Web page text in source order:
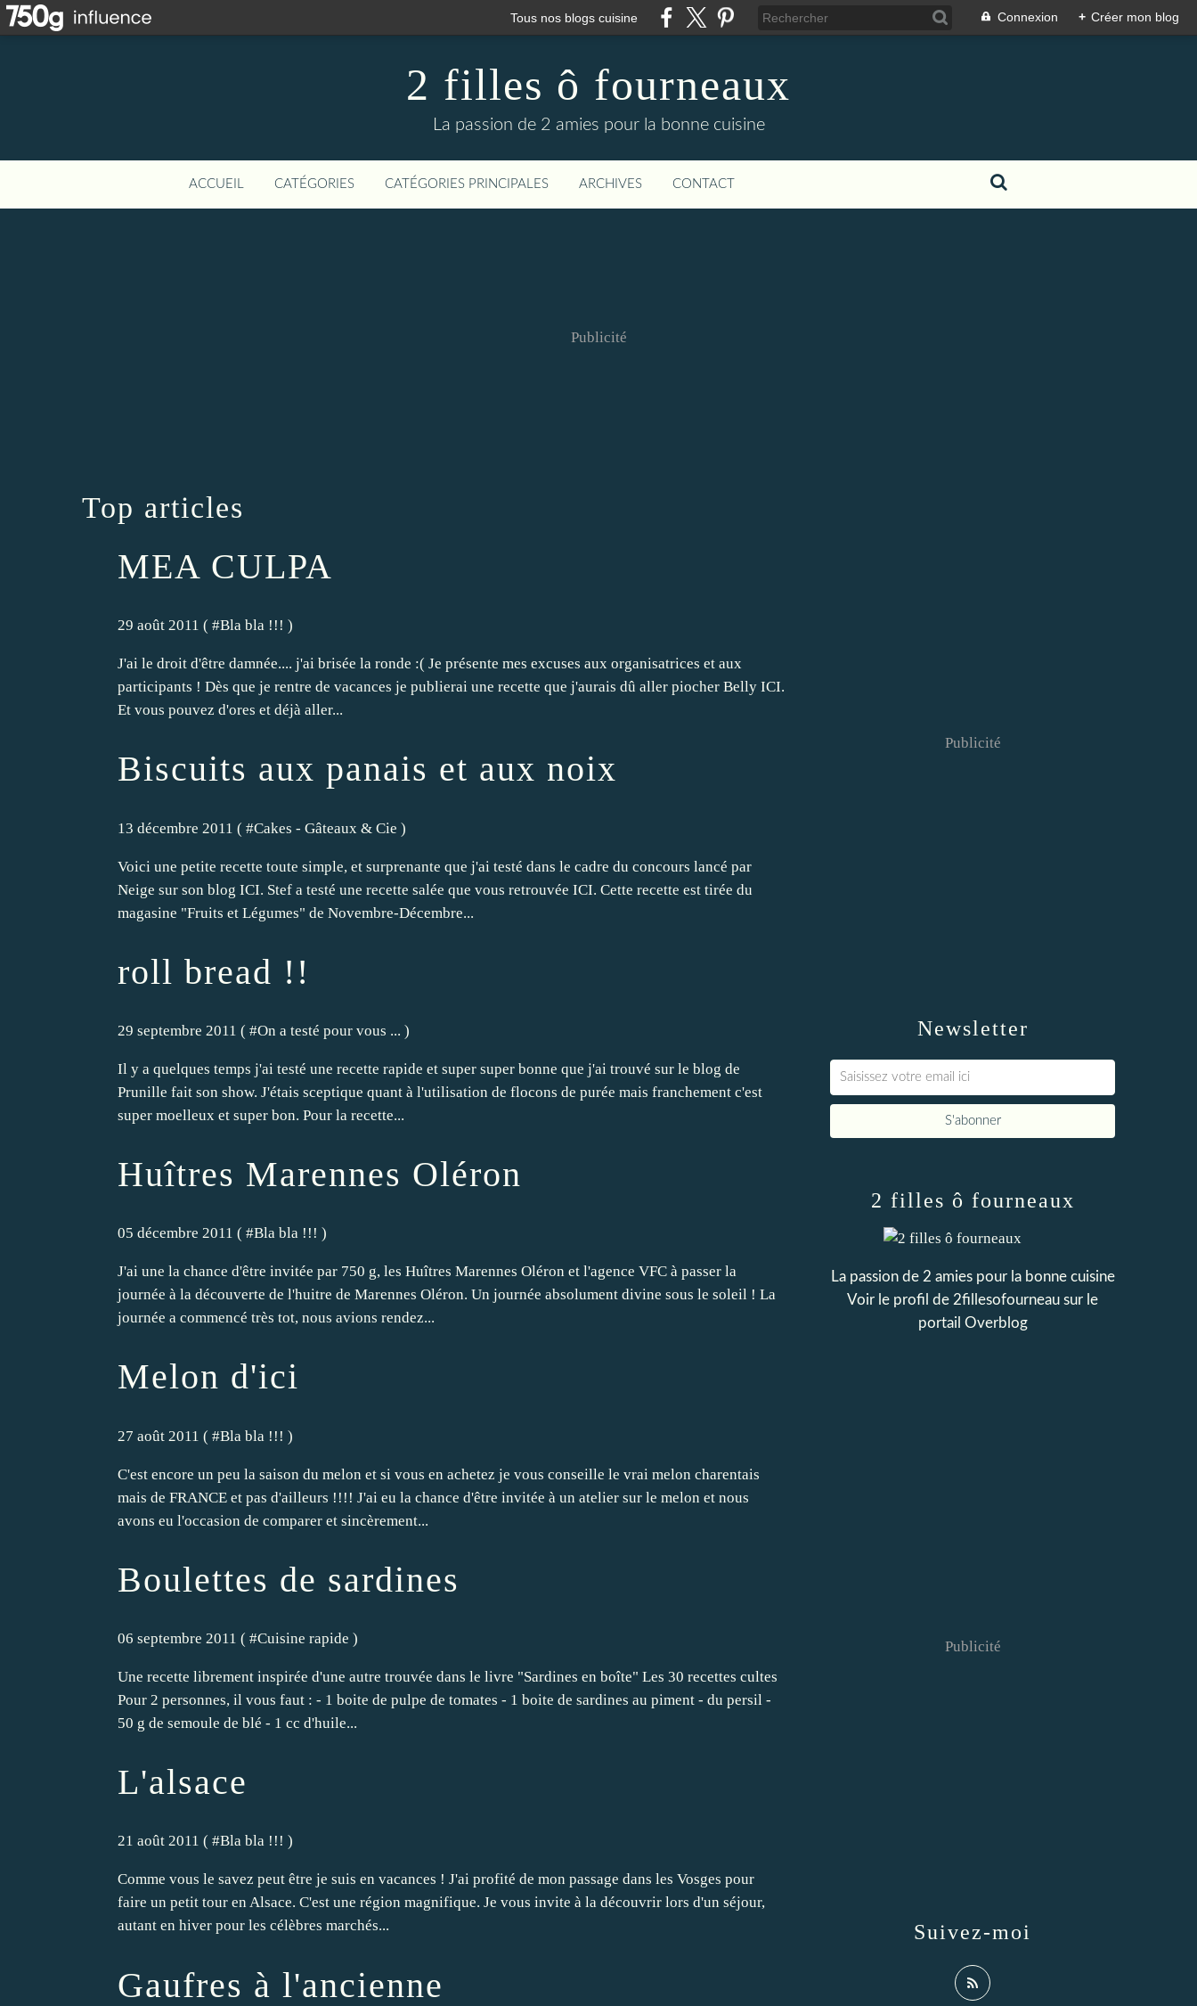
Tous nos blogs cuisine Connexion + Créer mon blog
2 filles ô fourneaux
La passion de 2 amies pour la bonne cuisine
ACCUEIL CATÉGORIES CATÉGORIES PRINCIPALES ARCHIVES CONTACT
Publicité
Top articles
MEA CULPA
29 août 2011 ( #Bla bla !!! )
J'ai le droit d'être damnée.... j'ai brisée la ronde :( Je présente mes excuses aux organisatrices et aux
participants ! Dès que je rentre de vacances je publierai une recette que j'aurais dû aller piocher Belly ICI.
Et vous pouvez d'ores et déjà aller...
Biscuits aux panais et aux noix
13 décembre 2011 ( #Cakes - Gâteaux & Cie )
Voici une petite recette toute simple, et surprenante que j'ai testé dans le cadre du concours lancé par
Neige sur son blog ICI. Stef a testé une recette salée que vous retrouvée ICI. Cette recette est tirée du
magasine "Fruits et Légumes" de Novembre-Décembre...
roll bread !!
29 septembre 2011 ( #On a testé pour vous ... )
Il y a quelques temps j'ai testé une recette rapide et super super bonne que j'ai trouvé sur le blog de
Prunille fait son show. J'étais sceptique quant à l'utilisation de flocons de purée mais franchement c'est
super moelleux et super bon. Pour la recette...
Huîtres Marennes Oléron
05 décembre 2011 ( #Bla bla !!! )
J'ai une la chance d'être invitée par 750 g, les Huîtres Marennes Oléron et l'agence VFC à passer la
journée à la découverte de l'huitre de Marennes Oléron. Un journée absolument divine sous le soleil ! La
journée a commencé très tot, nous avions rendez...
Melon d'ici
27 août 2011 ( #Bla bla !!! )
C'est encore un peu la saison du melon et si vous en achetez je vous conseille le vrai melon charentais
mais de FRANCE et pas d'ailleurs !!!! J'ai eu la chance d'être invitée à un atelier sur le melon et nous
avons eu l'occasion de comparer et sincèrement...
Boulettes de sardines
06 septembre 2011 ( #Cuisine rapide )
Une recette librement inspirée d'une autre trouvée dans le livre "Sardines en boîte" Les 30 recettes cultes
Pour 2 personnes, il vous faut : - 1 boite de pulpe de tomates - 1 boite de sardines au piment - du persil -
50 g de semoule de blé - 1 cc d'huile...
L'alsace
21 août 2011 ( #Bla bla !!! )
Comme vous le savez peut être je suis en vacances ! J'ai profité de mon passage dans les Vosges pour
faire un petit tour en Alsace. C'est une région magnifique. Je vous invite à la découvrir lors d'un séjour,
autant en hiver pour les célèbres marchés...
Gaufres à l'ancienne
Newsletter
Publicité
2 filles ô fourneaux
La passion de 2 amies pour la bonne cuisine
Voir le profil de 2fillesofourneau sur le
portail Overblog
Suivez-moi
Publicité